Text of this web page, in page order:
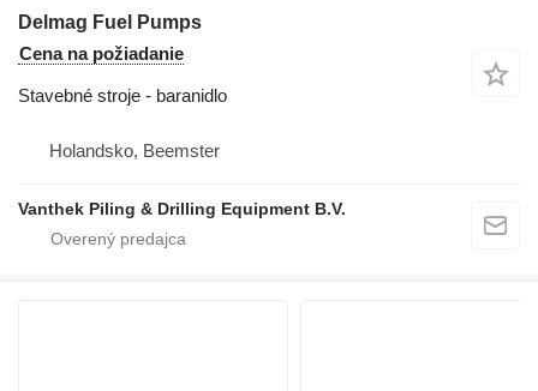
Delmag Fuel Pumps
Cena na požiadanie
Stavebné stroje - baranidlo
Holandsko, Beemster
Vanthek Piling & Drilling Equipment B.V.